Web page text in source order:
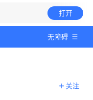
打开
无障碍
关注